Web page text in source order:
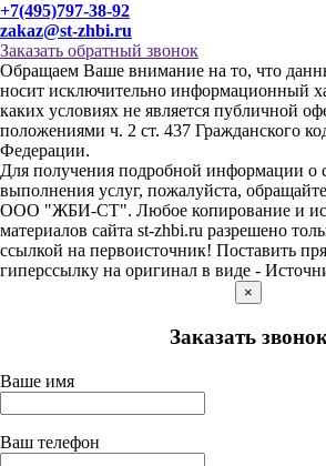
+7(495)797-38-92
zakaz@st-zhbi.ru
Заказать обратный звонок
Обращаем Ваше внимание на то, что
носит исключительно информационный
каких условиях не является публичной
положениями ч. 2 ст. 437 Гражданского
Федерации.
Для получения подробной информации о
выполнения услуг, пожалуйста,
ООО "ЖБИ-СТ". Любое копирование и
материалов сайта st-zhbi.ru разрешено
ссылкой на первоисточник! Поставить
гиперссылку на оригинал в виде -
×
Заказать
Ваше имя
Ваш телефон